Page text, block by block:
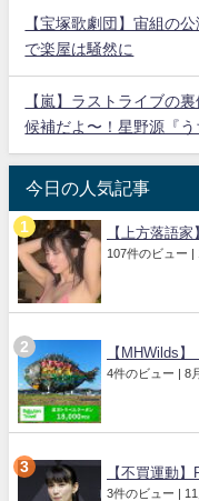
【宝塚歌劇団】宙組の
で楽屋は騒然に
【嵐】ラストライブの
候補だよ〜！星野源『
今日の人気記事
【上方落語
107件のビュー |
【MHWilds
4件のビュー | 8
【不買運動
3件のビュー |